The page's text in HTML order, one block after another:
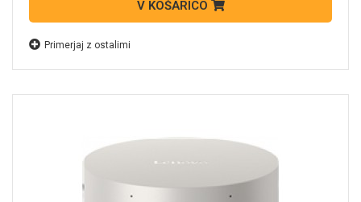
V KOŠARICO
Primerjaj z ostalimi